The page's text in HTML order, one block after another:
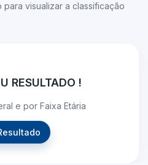
visualizar a classificação
RESULTADO !
e por Faixa Etária